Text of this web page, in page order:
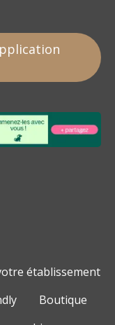
établissement
Boutique